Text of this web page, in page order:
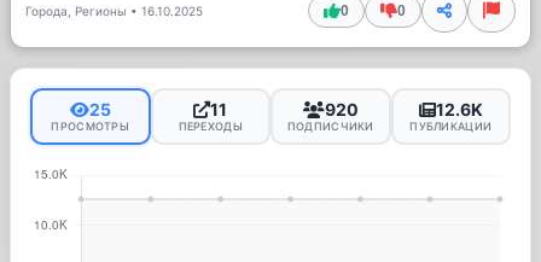
Города, Регионы • 16.10.2025 0 0
25
ПРОСМОТРЫ
11
ПЕРЕХОДЫ
920
ПОДПИСЧИКИ
12.6K
ПУБЛИКАЦИИ